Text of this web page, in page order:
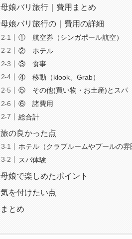
母娘バリ旅行｜費用まとめ
母娘バリ旅行の｜費用の詳細
① 航空券（シンガポール航空）
② ホテル
③ 食事
④ 移動（klook、Grab）
⑤ その他(買い物・お土産)とスパ
⑥ 諸費用
総合計
旅の良かった点
ホテル（クラブルームやプールの雰
スパ体験
母娘で楽しめたポイント
気を付けたい点
まとめ